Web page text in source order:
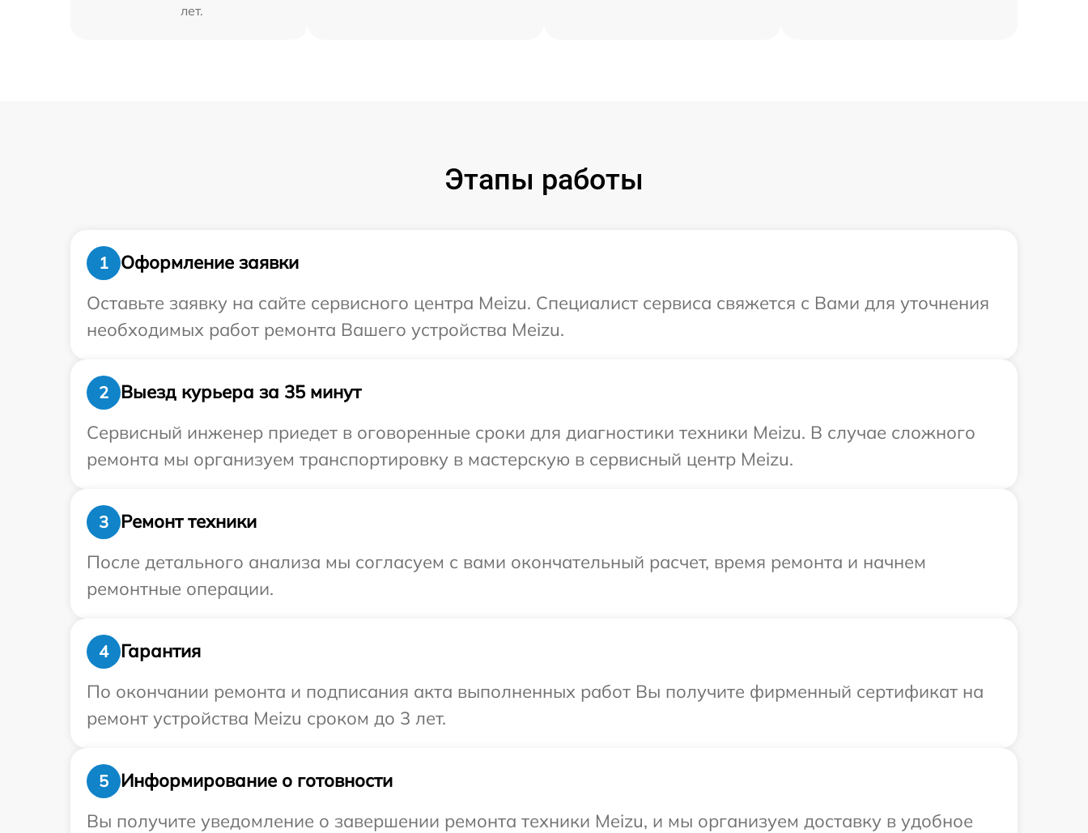
лет.
Этапы работы
1
Оформление заявки
Оставьте заявку на сайте сервисного центра Meizu. Специалист сервиса свяжется с Вами для уточнения
необходимых работ ремонта Вашего устройства Meizu.
2
Выезд курьера за 35 минут
Сервисный инженер приедет в оговоренные сроки для диагностики техники Meizu. В случае сложного
ремонта мы организуем транспортировку в мастерскую в сервисный центр Meizu.
3
Ремонт техники
После детального анализа мы согласуем с вами окончательный расчет, время ремонта и начнем
ремонтные операции.
4
Гарантия
По окончании ремонта и подписания акта выполненных работ Вы получите фирменный сертификат на
ремонт устройства Meizu сроком до 3 лет.
5
Информирование о готовности
Вы получите уведомление о завершении ремонта техники Meizu, и мы организуем доставку в удобное